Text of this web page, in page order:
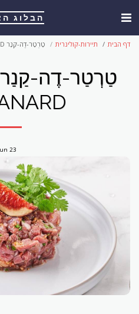
הבלוג
דף הבית תיירות-קולינרית טַרְטַר-דֶה-קַנַר TARTARE-DE-CANARD
23